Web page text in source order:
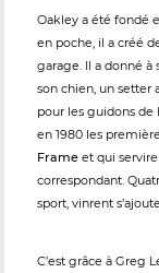
Oakley a été fondé
en poche, il a créé
garage. Il a donné
son chien, un setter
pour les guidons de
en 1980 les
Frame et qui
correspondant.
sport, vinrent
C’est grâce à Greg